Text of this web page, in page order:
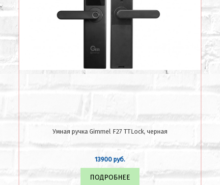
Умная ручка Gimmel F27 TTLock, черная
13900 руб.
ПОДРОБНЕЕ